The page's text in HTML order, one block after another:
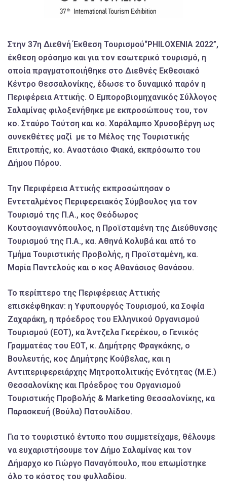
Στην 37η Διεθνή Έκθεση Τουρισμού“PHILOXENIA 2022”,
έκθεση ορόσημο και για τον εσωτερικό τουρισμό, η
οποία πραγματοποιήθηκε στο Διεθνές Εκθεσιακό
Κέντρο Θεσσαλονίκης, έδωσε το δυναμικό παρόν η
Περιφέρεια Αττικής. Ο Εμποροβιομηχανικός Σύλλογος
Σαλαμίνας φιλοξενήθηκε με εκπροσώπους του, τον
κο. Σταύρο Τούτση και κο. Χαράλαμπο Χρυσοβέργη ως
συνεκθέτες μαζί με το Μέλος της Τουριστικής
Επιτροπής, κο. Αναστάσιο Φιακά, εκπρόσωπο του
Δήμου Πόρου.
Την Περιφέρεια Αττικής εκπροσώπησαν ο
Εντεταλμένος Περιφερειακός Σύμβουλος για τον
Τουρισμό της Π.Α., κος Θεόδωρος
Κουτσογιαννόπουλος, η Προϊσταμένη της Διεύθυνσης
Τουρισμού της Π.Α., κα. Αθηνά Κολυβά και από το
Τμήμα Τουριστικής Προβολής, η Προϊσταμένη, κα.
Μαρία Παντελούς και ο κος Αθανάσιος Θανάσου.
Το περίπτερο της Περιφέρειας Αττικής
επισκέφθηκαν: η Υφυπουργός Τουρισμού, κα Σοφία
Ζαχαράκη, η πρόεδρος του Ελληνικού Οργανισμού
Τουρισμού (ΕΟΤ), κα Άντζελα Γκερέκου, ο Γενικός
Γραμματέας του ΕΟΤ, κ. Δημήτρης Φραγκάκης, ο
Βουλευτής, κος Δημήτρης Κούβελας, και η
Αντιπεριφερειάρχης Μητροπολιτικής Ενότητας (Μ.Ε.)
Θεσσαλονίκης και Πρόεδρος του Οργανισμού
Τουριστικής Προβολής & Marketing Θεσσαλονίκης, κα
Παρασκευή (Βούλα) Πατουλίδου.
Για το τουριστικό έντυπο που συμμετείχαμε, θέλουμε
να ευχαριστήσουμε τον Δήμο Σαλαμίνας και τον
Δήμαρχο κο Γιώργο Παναγόπουλο, που επωμίστηκε
όλο το κόστος του φυλλαδίου.